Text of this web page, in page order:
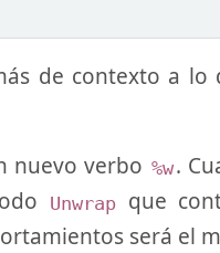
de contexto a lo
nuevo verbo %w.
Unwrap que
será el